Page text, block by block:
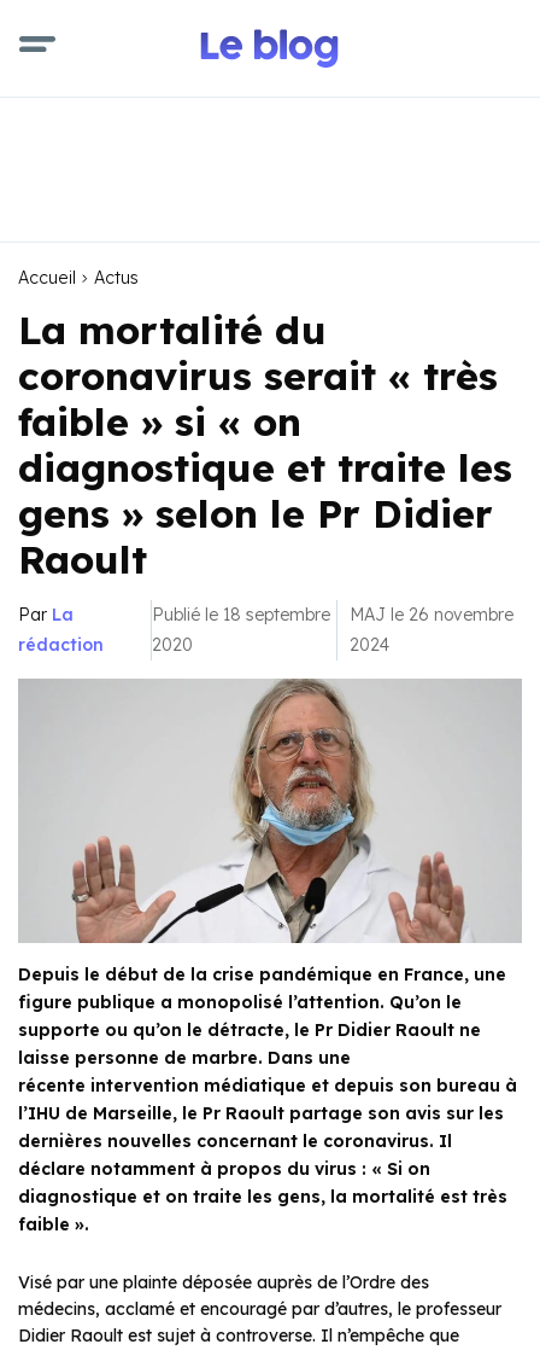
Accueil Actus
La mortalité du
coronavirus serait « très
faible » si « on
diagnostique et traite les
gens » selon le Pr Didier
Raoult
Par La
rédaction
Publié le 18 septembre
2020
MAJ le 26 novembre
2024
Depuis le début de la crise pandémique en France, une
figure publique a monopolisé l’attention. Qu’on le
supporte ou qu’on le détracte, le Pr Didier Raoult ne
laisse personne de marbre. Dans une
récente intervention médiatique et depuis son bureau à
l’IHU de Marseille, le Pr Raoult partage son avis sur les
dernières nouvelles concernant le coronavirus. Il
déclare notamment à propos du virus : « Si on
diagnostique et on traite les gens, la mortalité est très
faible ».
Visé par une plainte déposée auprès de l’Ordre des
médecins, acclamé et encouragé par d’autres, le professeur
Didier Raoult est sujet à controverse. Il n’empêche que